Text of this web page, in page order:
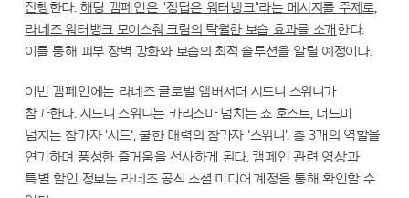
진행 한다. 해당 캠페인은 "정답은 워터뱅크"라는 메시지를 주제로,
라네즈 워터뱅크 모이스춰 크림의 탁월한 보습 효과를 소개 한다.
이를 통해 피부 장벽 강화와 보습의 최적 솔루션을 알릴 예정이다.
이번 캠페인에는 라네즈 글로벌 앰버서더 시드니 스위니가
참가한다. 시드니 스위니는 카리스마 넘치는 쇼 호스트, 너드미
넘치는 참가자 '시드', 쿨한 매력의 참가자 '스위니', 총 3개의 역할을
연기하며 풍성한 즐거움을 선사하게 된다. 캠페인 관련 영상과
특별 할인 정보는 라네즈 공식 소셜 미디어 계정을 통해 확인할 수